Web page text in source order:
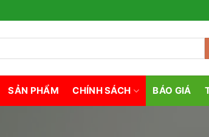
SẢN PHẨM CHÍNH SÁCH BÁO GIÁ